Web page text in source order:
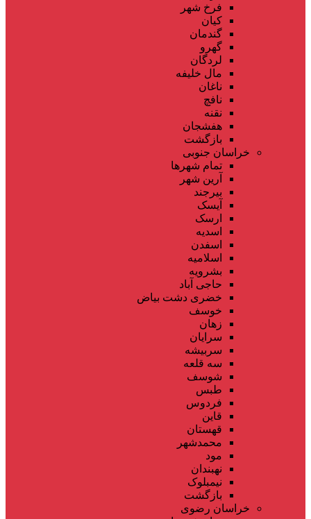
فرخ شهر
کیان
گندمان
گهرو
لردگان
مال خلیفه
ناغان
نافچ
نقنه
هفشجان
بازگشت
خراسان جنوبی
تمام شهر‌ها
آرین شهر
بیرجند
آیسک
ارسک
اسدیه
اسفدن
اسلامیه
بشرویه
حاجی آباد
خضری دشت بیاض
خوسف
زهان
سرایان
سربیشه
سه قلعه
شوسف
طبس
فردوس
قاین
قهستان
محمدشهر
مود
نهبندان
نیمبلوک
بازگشت
خراسان رضوی